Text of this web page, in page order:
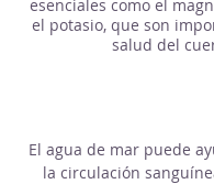
esenciales como el
el potasio, que son
salud del
El agua de mar puede
la circulación